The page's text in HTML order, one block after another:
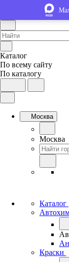
Каталог
По всему сайту
По каталогу
Москва
Москва
Каталог
Краски